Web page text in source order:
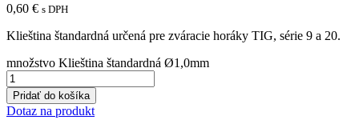
0,60 € s DPH
Klieština štandardná určená pre zváracie horáky TIG, série 9 a 20.
množstvo Klieština štandardná Ø1,0mm
Pridať do košíka
Dotaz na produkt